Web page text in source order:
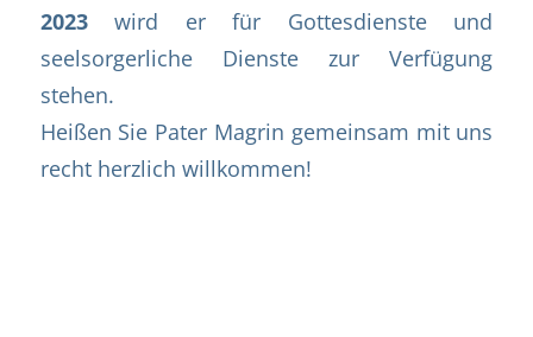
2023wird er für Gottesdienste und
seelsorgerliche Dienste zur Verfügung
stehen.
Heißen Sie Pater Magrin gemeinsam mit uns
recht herzlich willkommen!